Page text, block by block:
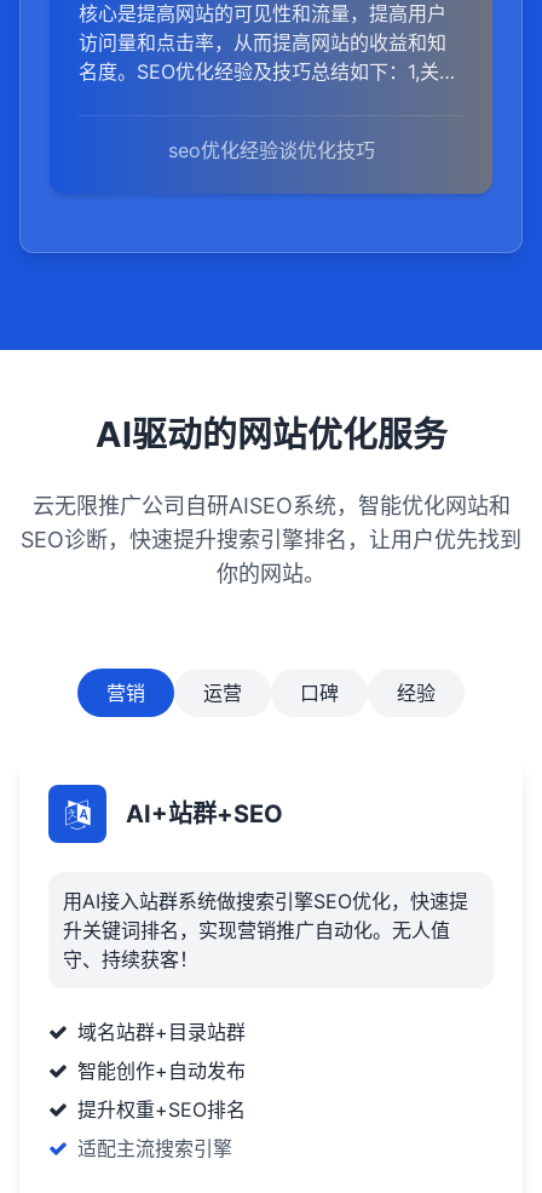
核心是提高网站的可见性和流量，提高用户
访问量和点击率，从而提高网站的收益和知
名度。SEO优化经验及技巧总结如下：1,关键
在标题、描述、正文等位置自然融入。2,内容
质量：提供高质量、原创、有价值的内容，
开，保证内容的相关性和可读性。3,网站结构
化：优化网站加载速度，确保页面响应迅
速。改进网站导航和布局，方便用户快速找
站数据，分析用户行为和搜索引擎表现。根
据数据分析结果，及时调整SEO策略。
seo优化经验谈优化技巧
AI驱动的网站优化服务
云无限推广公司自研AISEO系统，智能优化网站和
SEO诊断，快速提升搜索引擎排名，让用户优先找到
你的网站。
营销 运营 口碑 经验
AI+站群+SEO
用AI接入站群系统做搜索引擎SEO优化，快速提
升关键词排名，实现营销推广自动化。无人值
守、持续获客！
域名站群+目录站群
智能创作+自动发布
提升权重+SEO排名
适配主流搜索引擎